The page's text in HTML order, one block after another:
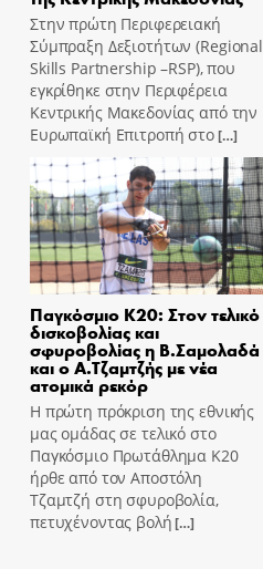
Στην πρώτη Περιφερειακή
Σύμπραξη Δεξιοτήτων (Regional
Skills Partnership –RSP), που
εγκρίθηκε στην Περιφέρεια
Κεντρικής Μακεδονίας από την
Ευρωπαϊκή Επιτροπή στο[…]
Παγκόσμιο Κ20: Στον τελικό
δισκοβολίας και
σφυροβολίας η Β.Σαμολαδά
και ο Α.Τζαμτζής με νέα
ατομικά ρεκόρ
Η πρώτη πρόκριση της εθνικής
μας ομάδας σε τελικό στο
Παγκόσμιο Πρωτάθλημα Κ20
ήρθε από τον Αποστόλη
Τζαμτζή στη σφυροβολία,
πετυχένοντας βολή[…]